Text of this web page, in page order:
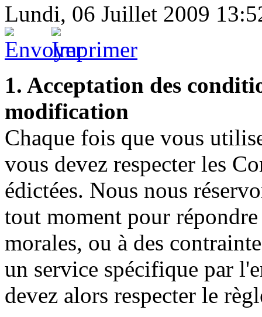
Lundi, 06 Juillet 2009
1. Acceptation des
modification
Chaque fois que vous
vous devez respecter les
édictées. Nous nous
tout moment pour
morales, ou à des
un service spécifique par
devez alors respecter le